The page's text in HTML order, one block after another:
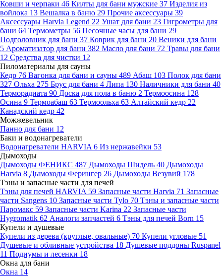
Ковши и черпаки 46 Килты для бани мужские 37 Изделия из
войлока 13 Вешалка в баню 29 Прочие аксессуары 39
Аксессуары Harvia Legend 22 Ушат для бани 23 Гигрометры для
бани 64 Термометры 56 Песочные часы для бани 29
Подголовник для бани 37 Коврик для бани 20 Веники для бани
5 Ароматизатор для бани 382 Масло для бани 72 Травы для бани
12 Средства для чистки 12
Пиломатериалы для сауны
Кедр 76 Вагонка для бани и сауны 489 Абаш 103 Полок для бани
327 Ольха 275 Брус для бани 4 Липа 130 Наличники для бани 40
Терморадиата 90 Доска для пола в баню 2 Термоосина 128
Осина 9 Термоабаш 63 Термоольха 63 Алтайский кедр 22
Канадский кедр 42
Можжевельник
Панно для бани 12
Баки и водонагреватели
Водонагреватели HARVIA 6 Из нержавейки 53
Дымоходы
Дымоходы ФЕНИКС 487 Дымоходы Шидель 40 Дымоходы
Harvia 8 Дымоходы Ферингер 26 Дымоходы Везувий 178
Тэны и запасные части для печей
Тэны для печей HARVIA 59 Запасные части Harvia 71 Запасные
части Sangens 10 Запасные части Tylo 70 Тэны и запасные части
Паромакс 59 Запасные части Karina 22 Запасные части
Hygromatik 62 Аналоги запчастей 6 Тэны для печей Born 15
Купели и душевые
Купели из дерева (круглые, овальные) 70 Купели угловые 51
Душевые и обливные устройства 18 Душевые поддоны Ruspanel
11 Подиумы и лесенки 18
Окна для бани
Окна 14